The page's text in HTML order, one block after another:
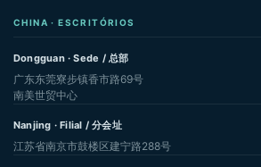
CHINA · ESCRITÓRIOS
Dongguan · Sede / 总部
广东东莞寮步镇香市路69号
南美世贸中心
Nanjing · Filial / 分会址
江苏省南京市鼓楼区建宁路288号